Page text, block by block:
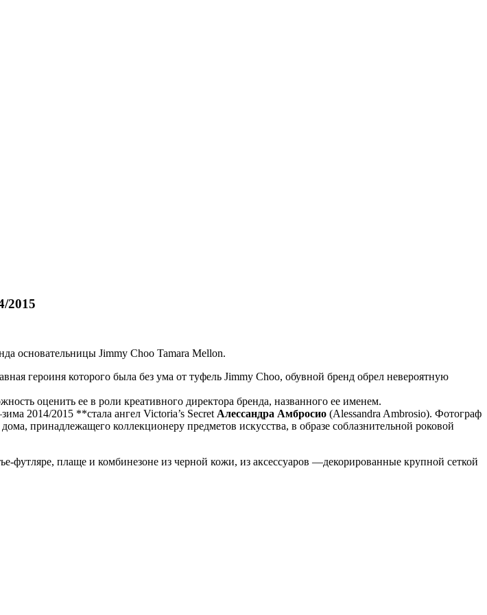
2015
основательницы Jimmy Choo Tamara Mellon.
героиня которого была без ума от туфель Jimmy Choo, обувной бренд обрел невероятную
оценить ее в роли креативного директора бренда, названного ее именем.
2014/2015 **стала ангел Victoria’s SecretАлессандра Амбросио (Alessandra Ambrosio). Фотограф
принадлежащего коллекционеру предметов искусства, в образе соблазнительной роковой
футляре, плаще и комбинезоне из черной кожи, из аксессуаров —декорированные крупной сеткой